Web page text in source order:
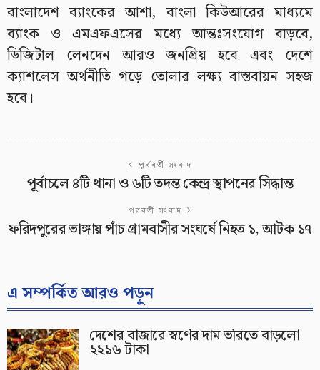
বাংলাদেশ ব্যাংকের আশা, বাংলা কিউআরের মাধ্যমে
ব্যাংক ও এমএফএসের মধ্যে আন্তঃসংযোগ বাড়বে,
ডিজিটাল লেনদেন আরও জনপ্রিয় হবে এবং দেশে
ক্যাশলেস অর্থনীতি গড়ে তোলার লক্ষ্য বাস্তবায়ন সহজ
হবে।
পূর্ববর্তী সংবাদ
পূর্বাচলে ৪টি থানা ও ৬টি তদন্ত কেন্দ্র স্থাপনের সিদ্ধান্ত
পরবর্তী সংবাদ
ফরিদপুরের ভাঙ্গায় পাঁচ গ্রামবাসীর সংঘর্ষে নিহত ১, আটক ১৭
এ সম্পর্কিত আরও পড়ুন
দেশের বাজারে স্বর্ণের দাম ভরিতে বাড়লো
২২১৬ টাকা